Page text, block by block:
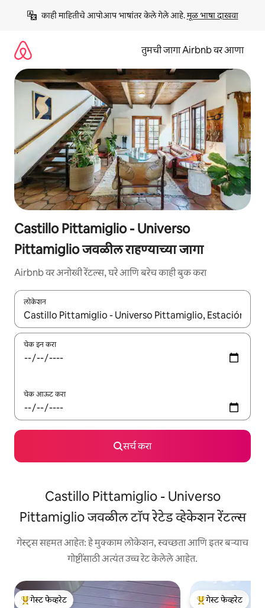
काही माहितीचे आपोआप भाषांतर केले गेले आहे. मूळ भाषा दाखवा
तुमची जागा Airbnb वर आणा
Castillo Pittamiglio - Universo
Pittamiglio जवळील राहण्याच्या जागा
Airbnb वर अनोखी रेंटल्स, घरे आणि बरेच काही बुक करा
लोकेशन
जेव्हा परिणाम उपलब्ध असतील, तेव्हा वरच्या आणि खाली बाणांच्या किजसह
चेक इन करा
चेक आऊट करा
सर्च करा
Castillo Pittamiglio - Universo
Pittamiglio जवळील टॉप रेटेड व्हेकेशन रेंटल्स
गेस्ट्स सहमत आहेत: हे मुक्काम लोकेशन, स्वच्छता आणि इतर बऱ्याच
गोष्टींसाठी अत्यंत उच्च रेट केलेले आहेत.
गेस्ट फेव्हरेट गेस्ट फेव्हरेट